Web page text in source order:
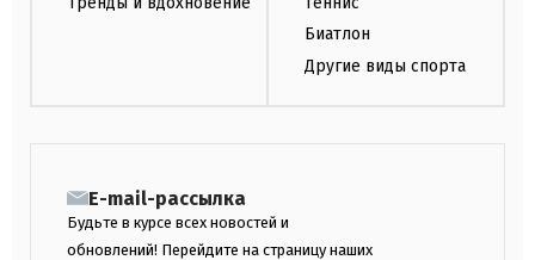
Биатлон
Другие виды спорта
E-mail-рассылка
Будьте в курсе всех новостей и
обновлений! Перейдите на страницу наших